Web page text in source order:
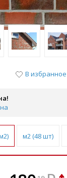
В избранное
м2 (48 шт)